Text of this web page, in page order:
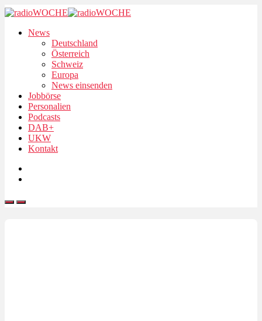
News
Deutschland
Österreich
Schweiz
Europa
News einsenden
Jobbörse
Personalien
Podcasts
DAB+
UKW
Kontakt